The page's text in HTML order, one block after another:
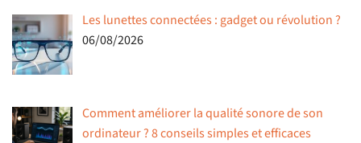
Les lunettes connectées : gadget ou révolution ?
06/08/2026
Comment améliorer la qualité sonore de son
ordinateur ? 8 conseils simples et efficaces